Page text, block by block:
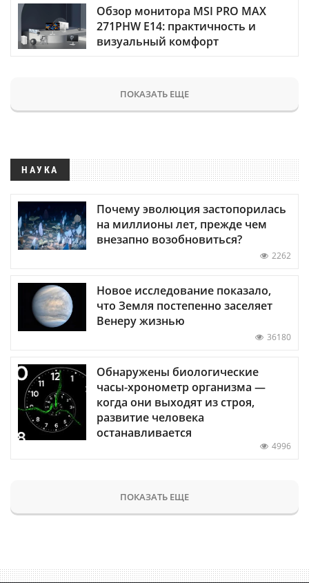
Обзор монитора MSI PRO MAX
271PHW E14: практичность и
визуальный комфорт
ПОКАЗАТЬ ЕЩЕ
НАУКА
Почему эволюция застопорилась
на миллионы лет, прежде чем
внезапно возобновиться?
2262
Новое исследование показало,
что Земля постепенно заселяет
Венеру жизнью
36180
Обнаружены биологические
часы-хронометр организма —
когда они выходят из строя,
развитие человека
останавливается
4996
ПОКАЗАТЬ ЕЩЕ